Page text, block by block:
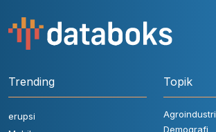
Trending
erupsi
Topik
Agroindustri
Demografi